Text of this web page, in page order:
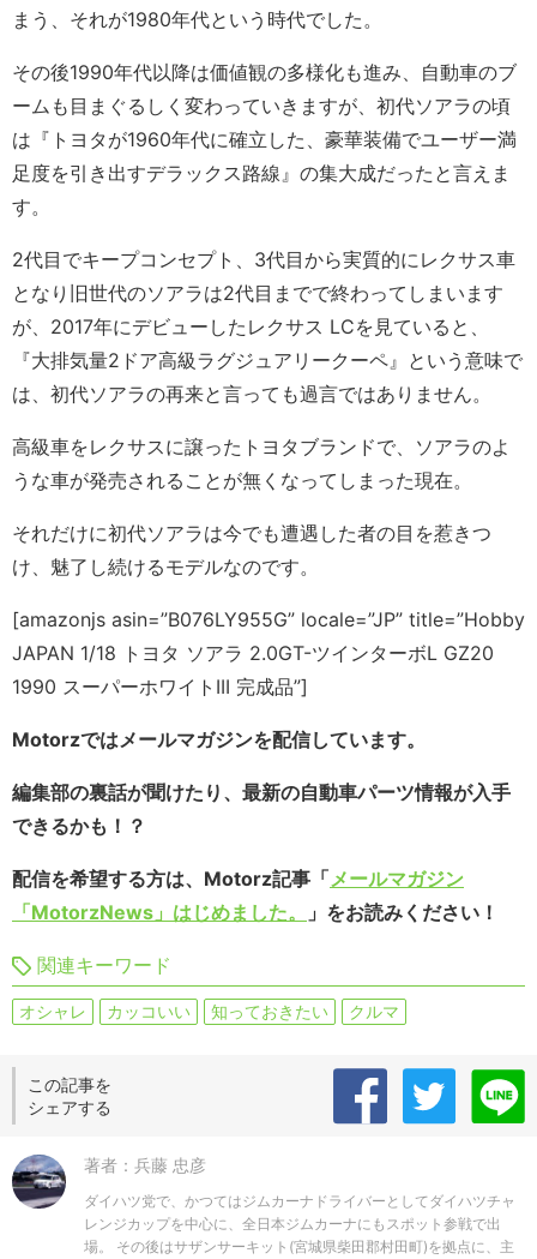
まう、それが1980年代という時代でした。
その後1990年代以降は価値観の多様化も進み、自動車のブ
ームも目まぐるしく変わっていきますが、初代ソアラの頃
は『トヨタが1960年代に確立した、豪華装備でユーザー満
足度を引き出すデラックス路線』の集大成だったと言えま
す。
2代目でキープコンセプト、3代目から実質的にレクサス車
となり旧世代のソアラは2代目までで終わってしまいます
が、2017年にデビューしたレクサス LCを見ていると、
『大排気量2ドア高級ラグジュアリークーペ』という意味で
は、初代ソアラの再来と言っても過言ではありません。
高級車をレクサスに譲ったトヨタブランドで、ソアラのよ
うな車が発売されることが無くなってしまった現在。
それだけに初代ソアラは今でも遭遇した者の目を惹きつ
け、魅了し続けるモデルなのです。
[amazonjs asin=”B076LY955G” locale=”JP” title=”Hobby
JAPAN 1/18 トヨタ ソアラ 2.0GT-ツインターボL GZ20
1990 スーパーホワイトIII 完成品”]
Motorzではメールマガジンを配信しています。
編集部の裏話が聞けたり、最新の自動車パーツ情報が入手
できるかも！？
配信を希望する方は、Motorz記事「メールマガジン
「MotorzNews」はじめました。
」をお読みください！
関連キーワード
オシャレ カッコいい 知っておきたい クルマ
この記事を
シェアする
著者：兵藤 忠彦
ダイハツ党で、かつてはジムカーナドライバーとしてダイハツチャ
レンジカップを中心に、全日本ジムカーナにもスポット参戦で出
場。 その後はサザンサーキット(宮城県柴田郡村田町)を拠点に、主